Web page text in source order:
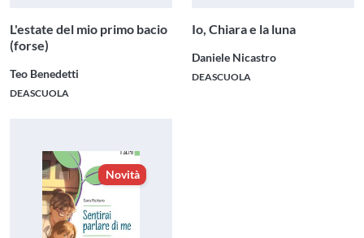
L'estate del mio primo bacio
(forse)
Teo Benedetti
DEASCUOLA
Io, Chiara e la luna
Daniele Nicastro
DEASCUOLA
Novità